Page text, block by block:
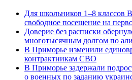
Для школьников 1–8 классов
свободное посещение на
Доверие без расписки
многотысячным долгом по
В Приморье изменили
контрактникам СВО
В Приморье задержали
о военных по заданию